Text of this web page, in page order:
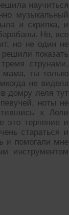
научиться
музыкальный
и скрипка, и
Но, все
но не один не
показать
струнами,
мама, ты только
не видела
домру леля тут
ноты не
к Лели
это терпение и
стараться и
и помогали мне
инструментом